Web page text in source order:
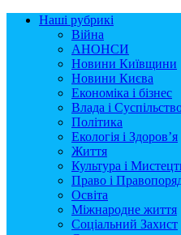
Наші рубрикі
Війна
АНОНСИ
Новини Київщини
Новини Києва
Економіка і бізнес
Влада і
Політика
Екологія і Здоров’я
Життя
Культура і
Право і
Освіта
Міжнародне життя
Соціальний Захист